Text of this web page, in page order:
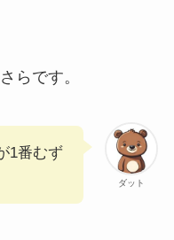
らです。
ダット
1番むず